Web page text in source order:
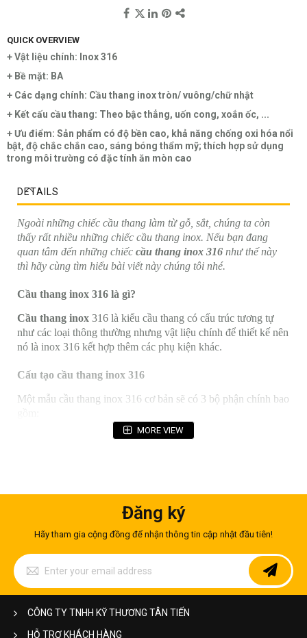
QUICK OVERVIEW
+ Vật liệu chính: Inox 316
+ Bề mặt: BA
+ Các dạng chính: Cầu thang inox tròn/ vuông/chữ nhật
+ Kết cấu cầu thang: Theo bậc thẳng, uốn cong, xoắn ốc, ...
+ Ưu điểm: Sản phẩm có độ bền cao, khả năng chống oxi hóa nổi
bật, độ chắc chắn cao, sáng bóng thẩm mỹ; thích hợp sử dụng
trong môi trường có đặc tính ăn mòn cao
DETAILS
Ngoài những chiếc cầu thang làm từ gỗ, sắt, chúng ta còn
thấy rất nhiều những chiếc cầu thang inox. Nếu bạn đang
quan tâm đến những chiếc cầu thang inox 316 như thế này
thì hãy cùng tìm hiểu bài viết này chúng tôi nhé.
Cầu thang inox 316 là gì?
Cầu thang inox 316 là kiểu cầu thang có cấu trúc tương tự
như các loại thông thường nhưng vật liệu chính để thiết kế nên
nó là inox 316 kết hợp thêm các phụ kiện khác.
Cấu tạo cầu thang inox 316
Một mẫu cầu thang inox 316 cơ bản sẽ có 3 bộ phận chính bao
MORE VIEW
Đăng ký
Hãy tham gia cộng đồng để nhận thông tin cập nhật đầu tiên!
Sign
Up
for
Our
Newsletter:
CÔNG TY TNHH KỸ THƯƠNG TÂN TIẾN
HỖ TRỢ KHÁCH HÀNG